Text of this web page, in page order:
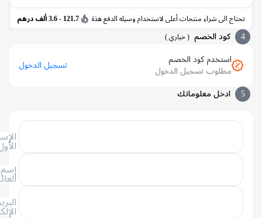
الى شراء منتجات أعلى لاستخدام وسيله الدفع هذة 121.7 - 3.6 ألف درهم
كود الخصم (خياري )
استخدم كود الخصم
مطلوب تسجيل الدخول
تسجيل الدخول
ادخل معلوماتك
العائلة
الإلكتروني